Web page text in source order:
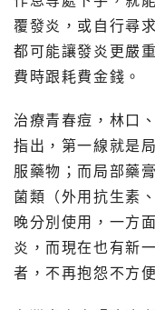
覆發炎，或自行尋
都可能讓發炎更嚴
費時跟耗費金錢。
治療青春痘，林口
指出，第一線就是
服藥物；而局部藥
菌類（外用抗生素
晚分別使用，一方
炎，而現在也有新
者，不再抱怨不方